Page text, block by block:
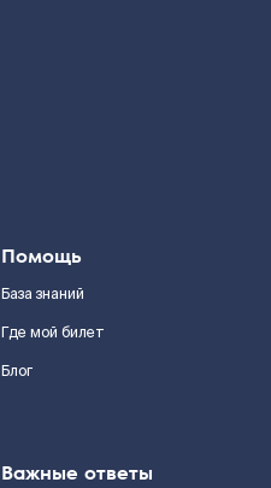
Помощь
База знаний
Где мой билет
Блог
Важные ответы